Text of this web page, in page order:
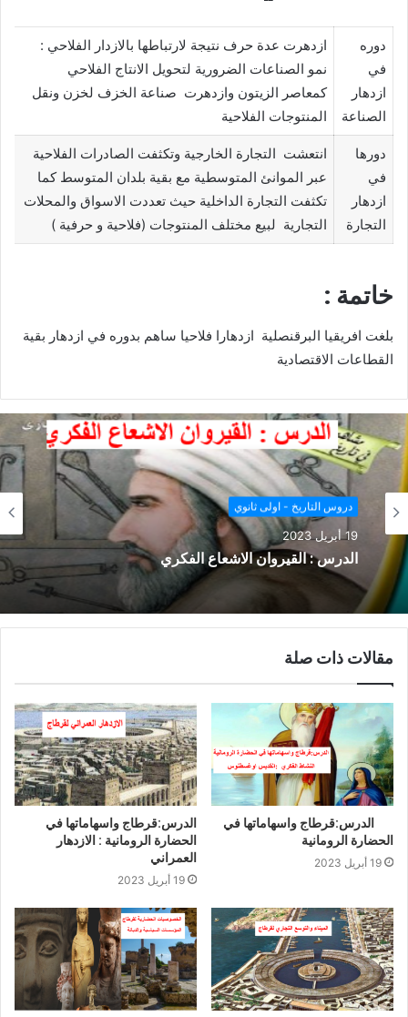
دوره
في
ازدهار
الصناعة
ازدهرت عدة حرف نتيجة لارتباطها بالازدار الفلاحي :
نمو الصناعات الضرورية لتحويل الانتاج الفلاحي
كمعاصر الزيتون وازدهرت صناعة الخزف لخزن ونقل
المنتوجات الفلاحية
دورها
في
ازدهار
التجارة
انتعشت التجارة الخارجية وتكثفت الصادرات الفلاحية
عبر الموانئ المتوسطية مع بقية بلدان المتوسط كما
تكثفت التجارة الداخلية حيث تعددت الاسواق والمحلات
التجارية لبيع مختلف المنتوجات (فلاحية و حرفية )
خاتمة :
بلغت افريقيا البرقنصلية ازدهارا فلاحيا ساهم بدوره في ازدهار بقية
القطاعات الاقتصادية
دروس التاريخ - اولى ثانوي
19 أبريل 2023
الدرس : القيروان الاشعاع الفكري
مقالات ذات صلة
الدرس:قرطاج واسهاماتها في
الحضارة الرومانية
19 أبريل 2023
الدرس:قرطاج واسهاماتها في
الحضارة الرومانية : الازدهار
العمراني
19 أبريل 2023